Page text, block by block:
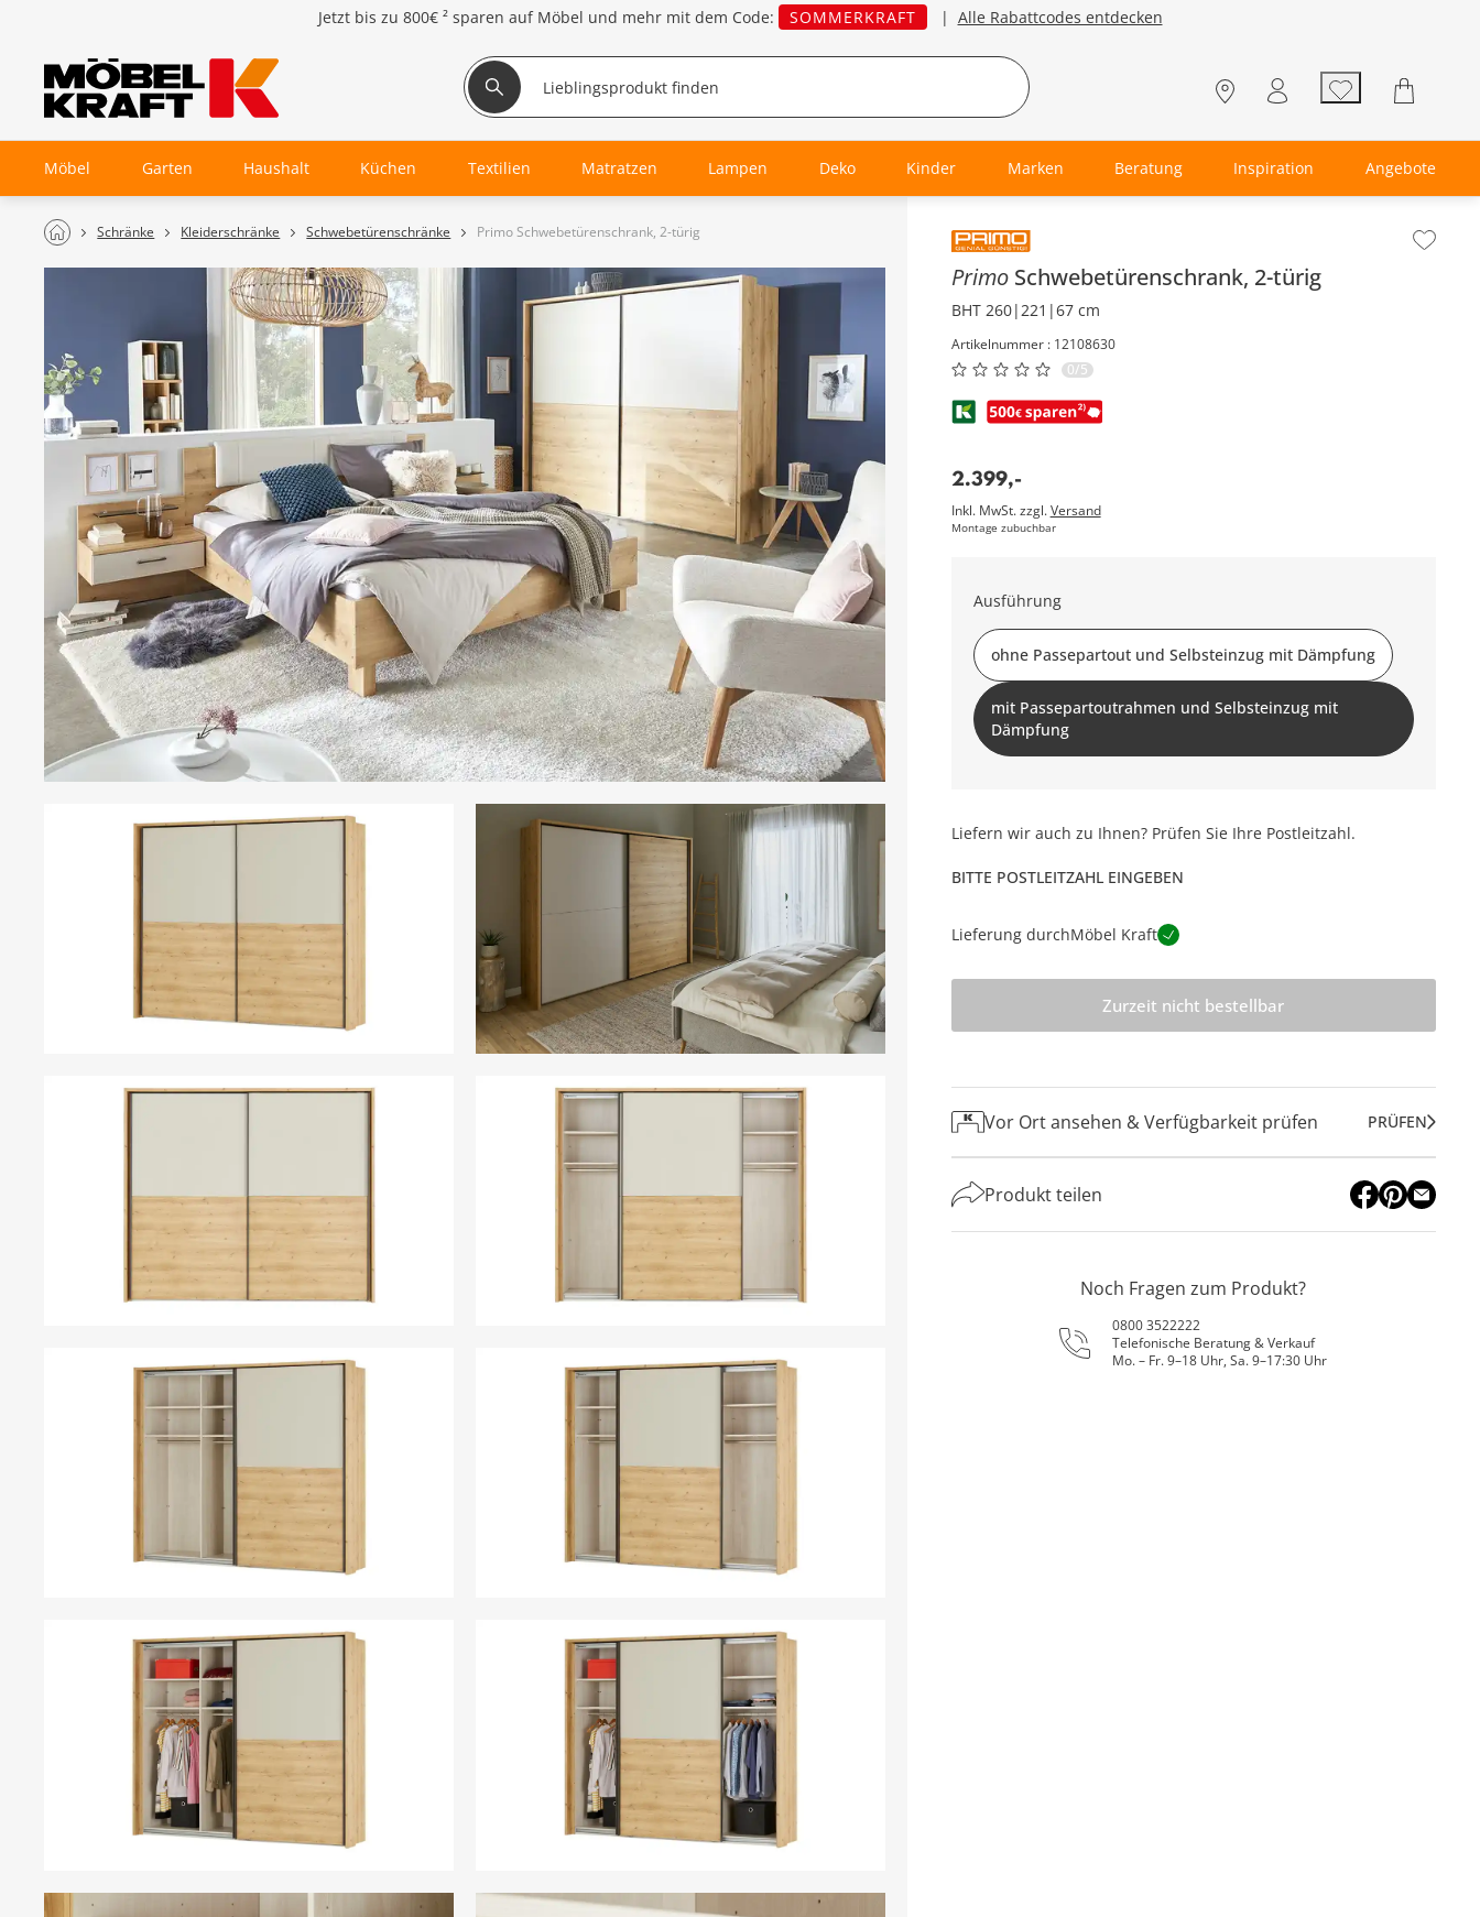
Jetzt bis zu 800€ ² sparen auf Möbel und mehr mit dem Code: SOMMERKRAFT | Alle Rabattcodes entdecken
Möbel Garten Haushalt Küchen Textilien Matratzen Lampen Deko Kinder Marken Beratung Inspiration Angebote
Schränke Kleiderschränke Schwebetürenschränke Primo Schwebetürenschrank, 2-türig Inhalt der Seitenleiste überspringen - Zum Seitenende
Primo Schwebetürenschrank, 2-türig
BHT 260|221|67 cm
Artikelnummer : 12108630
0/5
2.399,-
Inkl. MwSt. zzgl.Versand
Montage zubuchbar
Ausführung
ohne Passepartout und Selbsteinzug mit Dämpfung
mit Passepartoutrahmen und Selbsteinzug mit
Dämpfung
Liefern wir auch zu Ihnen? Prüfen Sie Ihre Postleitzahl.
BITTE POSTLEITZAHL EINGEBEN
Lieferung durchMöbel Kraft
Zurzeit nicht bestellbar
Vor Ort ansehen & Verfügbarkeit prüfen PRÜFEN
Produkt teilen
Noch Fragen zum Produkt?
0800 3522222
Telefonische Beratung & Verkauf
Mo. – Fr. 9–18 Uhr, Sa. 9–17:30 Uhr